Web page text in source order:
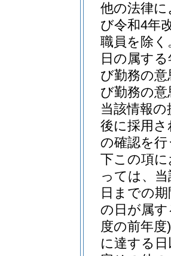
他の法律
び令和4年
職員を除
日の属す
び勤務の
び勤務の
当該情報
後に採用
の確認を
下この項
っては、
日までの
の日が属
度の前年度)
に達する